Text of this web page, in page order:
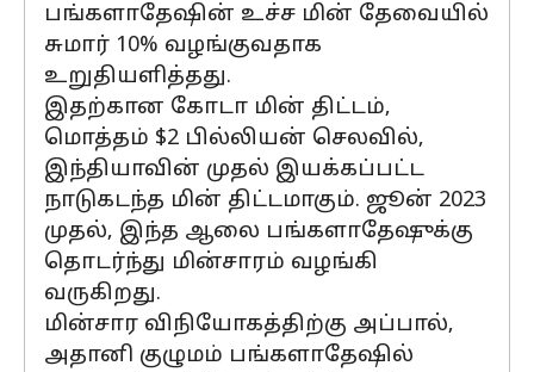
பங்களாதேஷின் உச்ச மின் தேவையில்
சுமார் 10% வழங்குவதாக
உறுதியளித்தது.
இதற்கான கோடா மின் திட்டம்,
மொத்தம் $2 பில்லியன் செலவில்,
இந்தியாவின் முதல் இயக்கப்பட்ட
நாடுகடந்த மின் திட்டமாகும். ஜூன் 2023
முதல், இந்த ஆலை பங்களாதேஷுக்கு
தொடர்ந்து மின்சாரம் வழங்கி
வருகிறது.
மின்சார விநியோகத்திற்கு அப்பால்,
அதானி குழுமம் பங்களாதேஷில்